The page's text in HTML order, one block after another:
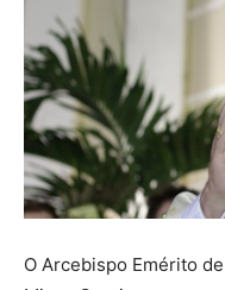
O Arcebispo Emérito